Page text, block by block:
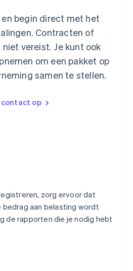
begin direct met het
Contracten of
vereist. Je kunt ook
om een pakket op
samen te stellen.
contact op
zorg ervoor dat
aan belasting wordt
de rapporten die je nodig hebt